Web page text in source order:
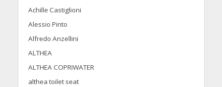
Achille Castiglioni
Alessio Pinto
Alfredo Anzellini
ALTHEA
ALTHEA COPRIWATER
althea toilet seat